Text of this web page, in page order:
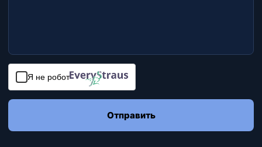
Я не робот
Отправить